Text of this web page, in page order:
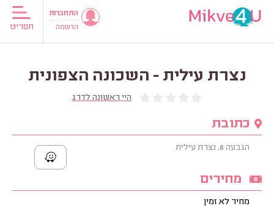
תפריט
התחברות
הרשמה
נצרת עילית - השכונה הצפונית
היי ראשונה לדרג
כתובת
הגבעה 8, נצרת עילית
מחירים
מחיר לא זמין